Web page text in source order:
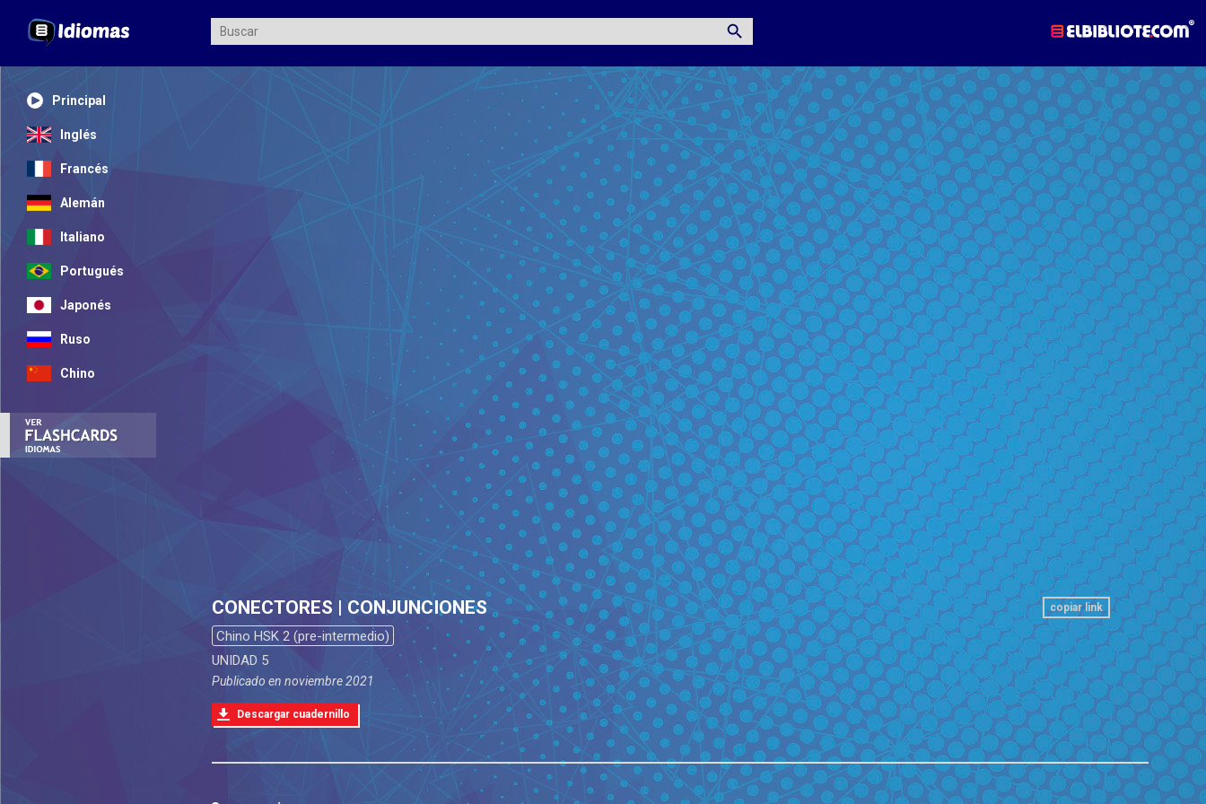
Principal
Inglés
Francés
Alemán
Italiano
Portugués
Japonés
Ruso
Chino
copiar link
CONECTORES | CONJUNCIONES
Chino HSK 2 (pre-intermedio)
UNIDAD 5
Publicado en noviembre 2021
Descargar cuadernillo